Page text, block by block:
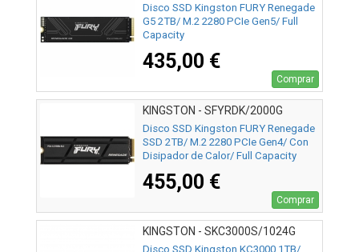
Disco SSD Kingston FURY Renegade
G5 2TB/ M.2 2280 PCIe Gen5/ Full
Capacity
435,00 €
Comprar
KINGSTON - SFYRDK/2000G
Disco SSD Kingston FURY Renegade
SSD 2TB/ M.2 2280 PCIe Gen4/ Con
Disipador de Calor/ Full Capacity
455,00 €
Comprar
KINGSTON - SKC3000S/1024G
Disco SSD Kingston KC3000 1TB/